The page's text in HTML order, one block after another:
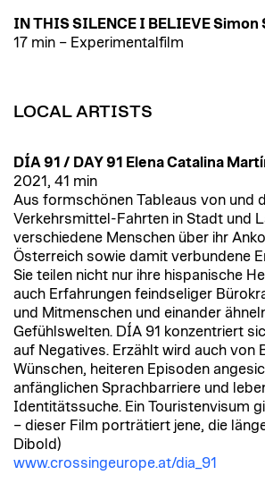
IN THIS SILENCE I BELIEVE Simon
17 min – Experimentalfilm
LOCAL ARTISTS
DÍA 91 / DAY 91 Elena Catalina
2021, 41 min
Aus formschönen Tableaus von und
Verkehrsmittel-Fahrten in Stadt und
verschiedene Menschen über ihr
Österreich sowie damit verbundene
Sie teilen nicht nur ihre hispanische
auch Erfahrungen feindseliger
und Mitmenschen und einander
Gefühlswelten. DÍA 91 konzentriert
auf Negatives. Erzählt wird auch von
Wünschen, heiteren Episoden
anfänglichen Sprachbarriere und
Identitätssuche. Ein Touristenvisum
– dieser Film porträtiert jene, die
Dibold)
www.crossingeurope.at/dia_91